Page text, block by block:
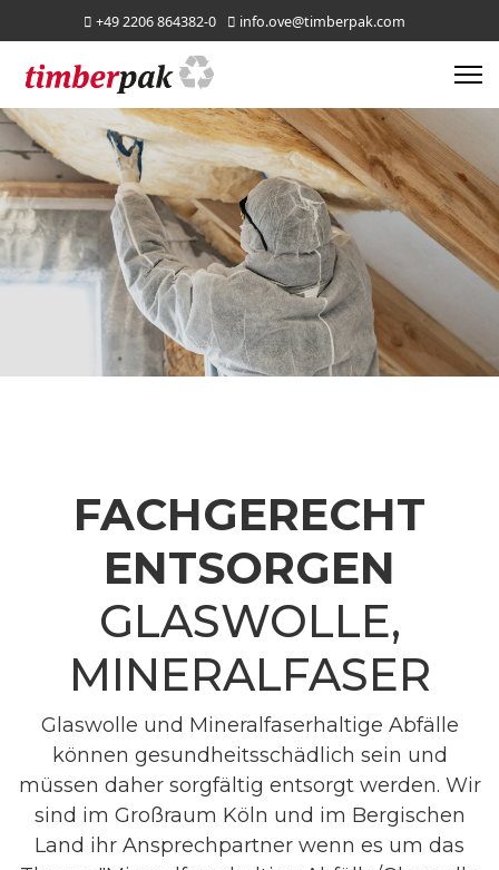
+49 2206 864382-0 info.ove@timberpak.com
FACHGERECHT
ENTSORGEN
GLASWOLLE,
MINERALFASER
Glaswolle und Mineralfaserhaltige Abfälle
können gesundheitsschädlich sein und
müssen daher sorgfältig entsorgt werden. Wir
sind im Großraum Köln und im Bergischen
Land ihr Ansprechpartner wenn es um das